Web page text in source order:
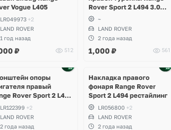
Vogue L405
LR049973 +2
LAND ROVER
1 год назад
₽ 512
Rover Sport 2 L494 3.0DT
V6 gen2 Twin-turbo
~
LAND ROVER
2 года назад
1,000 ₽ 561
опоры
правый
Rover Sport 2 L494
V6 gen2 Twin-turbo
LR122399 +2
LAND ROVER
2 года назад
Накладка правого
фонаря Range Rover
Sport 2 L494 рестайлинг
LR056800 +2
LAND ROVER
2 года назад